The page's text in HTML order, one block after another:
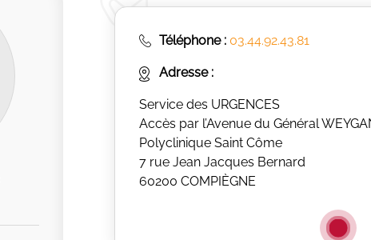
Téléphone : 03.44.92.43.81
Adresse :
Service des URGENCES
Accès par l’Avenue du Général
Polyclinique Saint Côme
7 rue Jean Jacques Bernard
60200 COMPIÈGNE